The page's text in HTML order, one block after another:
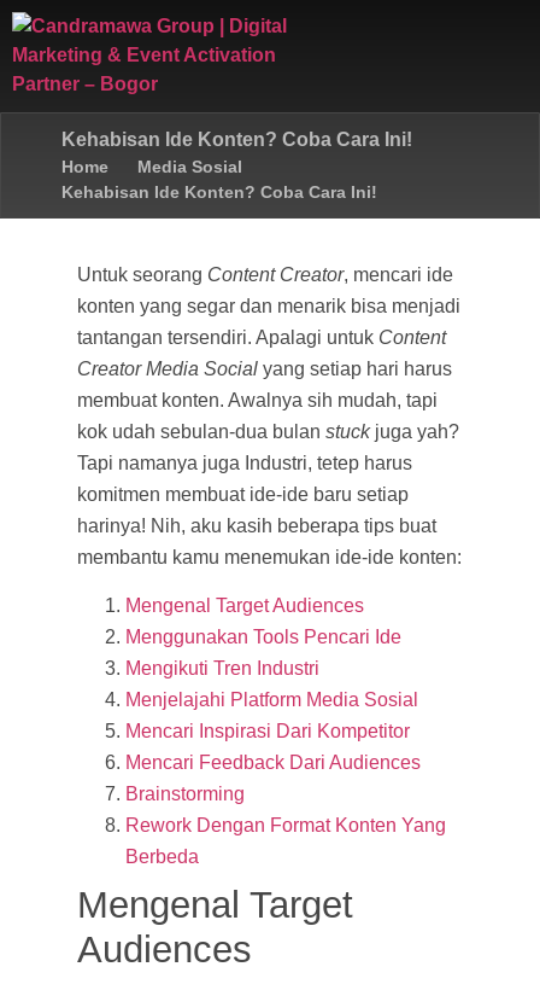
Kehabisan Ide Konten? Coba Cara Ini!
Home
Media Sosial
Kehabisan Ide Konten? Coba Cara Ini!
Untuk seorang Content Creator, mencari ide
konten yang segar dan menarik bisa menjadi
tantangan tersendiri. Apalagi untuk Content
Creator Media Socialyang setiap hari harus
membuat konten. Awalnya sih mudah, tapi
kok udah sebulan-dua bulan stuckjuga yah?
Tapi namanya juga Industri, tetep harus
komitmen membuat ide-ide baru setiap
harinya! Nih, aku kasih beberapa tips buat
membantu kamu menemukan ide-ide konten:
Mengenal Target Audiences
Menggunakan Tools Pencari Ide
Mengikuti Tren Industri
Menjelajahi Platform Media Sosial
Mencari Inspirasi Dari Kompetitor
Mencari Feedback Dari Audiences
Brainstorming
Rework Dengan Format Konten Yang
Berbeda
Mengenal Target
Audiences